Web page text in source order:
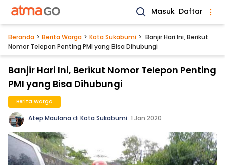
Masuk Daftar
Beranda Berita Warga Kota Sukabumi
Banjir Hari Ini, Berikut
Nomor Telepon Penting PMI yang Bisa Dihubungi
Banjir Hari Ini, Berikut Nomor Telepon Penting
PMI yang Bisa Dihubungi
Berita Warga
Atep Maulana di Kota Sukabumi. 1 Jan 2020